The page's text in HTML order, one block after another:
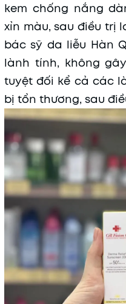
Mã khuyến mãi:
Điều kiện:
kem chống nắng
xỉn màu, sau điều trị
bác sỹ da liễu Hàn
lành tính, không
tuyệt đối kể cả các
bị tổn thương, sau